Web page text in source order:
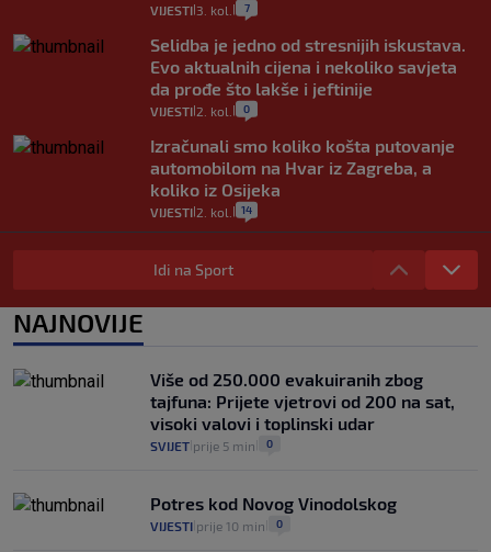
VIJESTI 3. kol. 7
Selidba je jedno od stresnijih iskustava.
Evo aktualnih cijena i nekoliko savjeta
da prođe što lakše i jeftinije
VIJESTI 2. kol. 0
Izračunali smo koliko košta putovanje
automobilom na Hvar iz Zagreba, a
koliko iz Osijeka
VIJESTI 2. kol. 14
"Kći je otišla na more, a zaboravila
zdravstvenu iskaznicu". Kakva su prava
pacijenata izvan mjesta prebivališta?
1
Plenković na 15 dana ukine mjere: "Ne bi
se dogodilo ništa. Vlada se zaljubila u te
intervencije"
25
Idi na Sport
NAJNOVIJE
Više od 250.000 evakuiranih zbog
tajfuna: Prijete vjetrovi od 200 na sat,
visoki valovi i toplinski udar
SVIJET prije 5 min 0
Potres kod Novog Vinodolskog
VIJESTI prije 10 min 0